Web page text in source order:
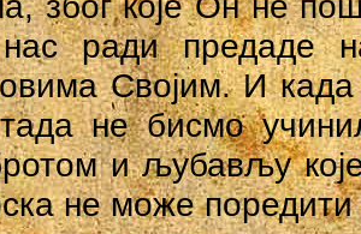
ради предаде
Својим. И
не бисмо
и љубављу
не може поредити